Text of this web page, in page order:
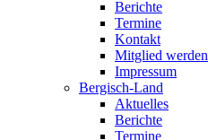
Berichte
Termine
Kontakt
Mitglied werden
Impressum
Bergisch-Land
Aktuelles
Berichte
Termine